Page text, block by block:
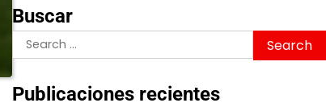
Buscar
Search
for:
Publicaciones recientes